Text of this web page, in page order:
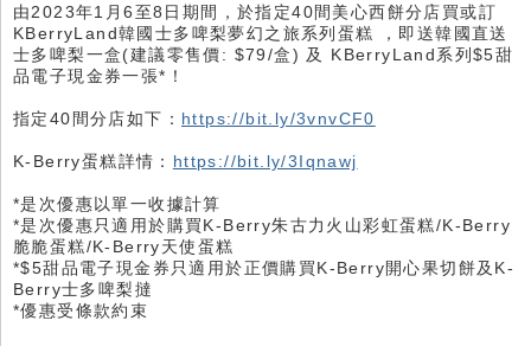
由2023年1月6至8日期間，於指定40間美心西餅分店買或訂
KBerryLand韓國士多啤梨夢幻之旅系列蛋糕 ，即送韓國直送
士多啤梨一盒(建議零售價: $79/盒) 及 KBerryLand系列$5甜
品電子現金券一張*！
指定40間分店如下： https://bit.ly/3vnvCF0
K-Berry蛋糕詳情： https://bit.ly/3Iqnawj
*是次優惠以單一收據計算
*是次優惠只適用於購買K-Berry朱古力火山彩虹蛋糕/K-Berry
脆脆蛋糕/K-Berry天使蛋糕
*$5甜品電子現金券只適用於正價購買K-Berry開心果切餅及K-
Berry士多啤梨撻
*優惠受條款約束